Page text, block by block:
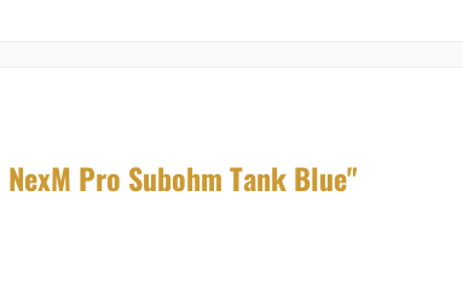
Pro Subohm Tank Blue"